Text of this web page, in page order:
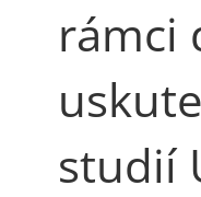
rámci
studií